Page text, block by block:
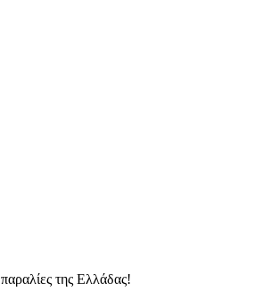
της Ελλάδας!